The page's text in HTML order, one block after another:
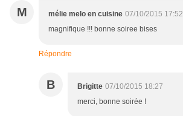
M mélie melo en cuisine 07/10/2015 17:52
magnifique !!! bonne soiree bises
Répondre
B Brigitte 07/10/2015 18:27
merci, bonne soirée !